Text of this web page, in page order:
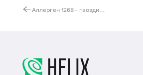
Аллерген f268 - гвоздика, IgE (ImmunoCAP)